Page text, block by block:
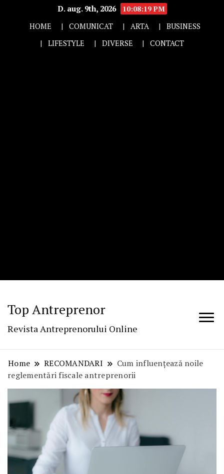
D. aug. 9th, 2026
10:08:19 PM
HOME
COMUNICAT ARTA
BUSINESS
LIFESTYLE
DIVERSE CONTACT
Top Antreprenor
Revista Antreprenorului Online
Home RECOMANDARI
Cum influențează noile
reglementări fiscale antreprenorii